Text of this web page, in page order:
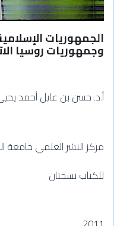
الجمهوريات
وجمهوريات روسيا
أ.د. حسن بن عايل أحمد
مركز النشر العلمي جامعة
للكتاب نسختان